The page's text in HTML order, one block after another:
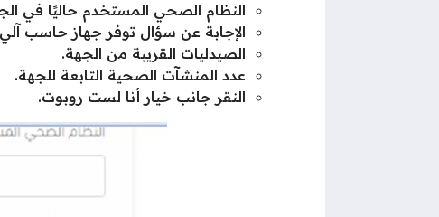
النظام الصحي المستخدم حاليًا في
الإجابة عن سؤال توفر جهاز حاسب آلي
الصيدليات القريبة من الجهة.
عدد المنشآت الصحية التابعة للجهة.
النقر جانب خيار أنا لست روبوت.